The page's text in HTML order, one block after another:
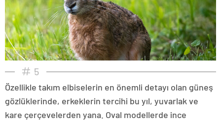
5
Özellikle takım elbiselerin en önemli detayı olan güneş
gözlüklerinde, erkeklerin tercihi bu yıl, yuvarlak ve
kare çerçevelerden yana. Oval modellerde ince